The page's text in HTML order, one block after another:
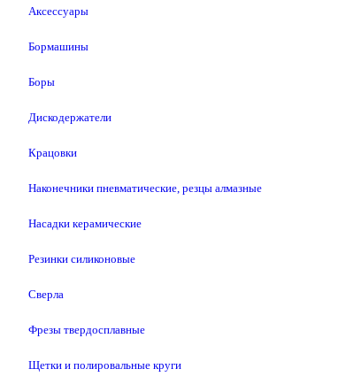
Аксессуары
Бормашины
Боры
Дискодержатели
Крацовки
Наконечники пневматические, резцы алмазные
Насадки керамические
Резинки силиконовые
Сверла
Фрезы твердосплавные
Щетки и полировальные круги